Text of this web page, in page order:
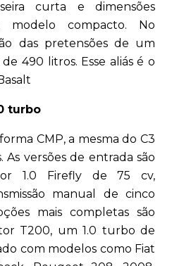
curta e dimensões
modelo compacto. No
das pretensões de um
490 litros. Esse aliás é o
turbo
CMP, a mesma do C3
As versões de entrada são
1.0 Firefly de 75 cv,
manual de cinco
mais completas são
T200, um 1.0 turbo de
com modelos como Fiat